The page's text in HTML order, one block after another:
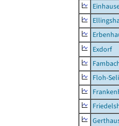
Exdorf
Floh-